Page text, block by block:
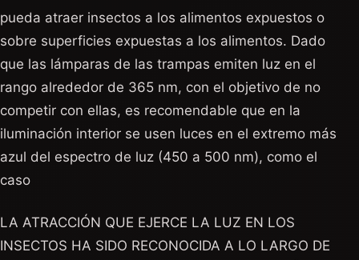
pueda atraer insectos a los alimentos expuestos o
sobre superficies expuestas a los alimentos. Dado
que las lámparas de las trampas emiten luz en el
rango alrededor de 365 nm, con el objetivo de no
competir con ellas, es recomendable que en la
iluminación interior se usen luces en el extremo más
azul del espectro de luz (450 a 500 nm), como el
caso
LA ATRACCIÓN QUE EJERCE LA LUZ EN LOS
INSECTOS HA SIDO RECONOCIDA A LO LARGO DE